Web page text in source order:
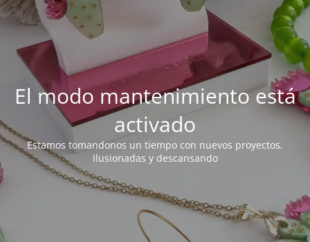
El modo mantenimiento está
activado
Estamos tomandonos un tiempo con nuevos proyectos.
Ilusionadas y descansando